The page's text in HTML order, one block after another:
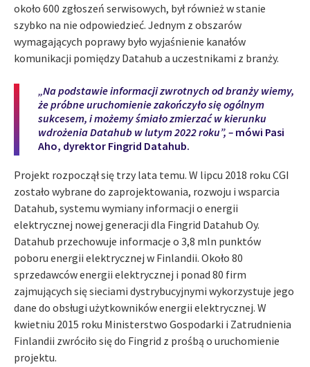
około 600 zgłoszeń serwisowych, był również w stanie
szybko na nie odpowiedzieć. Jednym z obszarów
wymagających poprawy było wyjaśnienie kanałów
komunikacji pomiędzy Datahub a uczestnikami z branży.
„Na podstawie informacji zwrotnych od branży wiemy,
że próbne uruchomienie zakończyło się ogólnym
sukcesem, i możemy śmiało zmierzać w kierunku
wdrożenia Datahub w lutym 2022 roku”, – mówi Pasi
Aho, dyrektor Fingrid Datahub.
Projekt rozpoczął się trzy lata temu. W lipcu 2018 roku CGI
zostało wybrane do zaprojektowania, rozwoju i wsparcia
Datahub, systemu wymiany informacji o energii
elektrycznej nowej generacji dla Fingrid Datahub Oy.
Datahub przechowuje informacje o 3,8 mln punktów
poboru energii elektrycznej w Finlandii. Około 80
sprzedawców energii elektrycznej i ponad 80 firm
zajmujących się sieciami dystrybucyjnymi wykorzystuje jego
dane do obsługi użytkowników energii elektrycznej. W
kwietniu 2015 roku Ministerstwo Gospodarki i Zatrudnienia
Finlandii zwróciło się do Fingrid z prośbą o uruchomienie
projektu.